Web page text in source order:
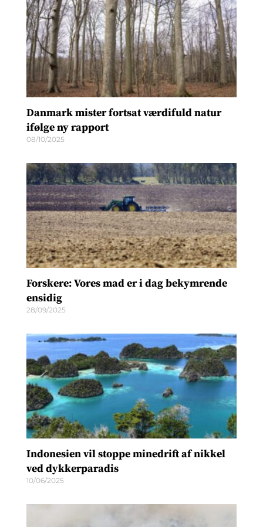
Danmark mister fortsat værdifuld natur
ifølge ny rapport
08/10/2025
Forskere: Vores mad er i dag bekymrende
ensidig
28/09/2025
Indonesien vil stoppe minedrift af nikkel
ved dykkerparadis
10/06/2025